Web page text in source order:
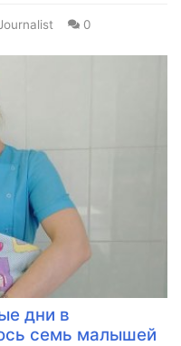
0
дни в
семь малышей